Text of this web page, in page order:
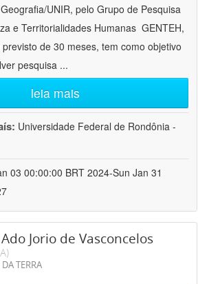
UNIR, pelo Grupo de Pesquisa
e Territorialidades Humanas  GENTEH,
de 30 meses, tem como objetivo
pesquisa ...
leia mais
Universidade Federal de Rondônia -
03 00:00:00 BRT 2024-Sun Jan 31
Ado Jorio de Vasconcelos
TERRA